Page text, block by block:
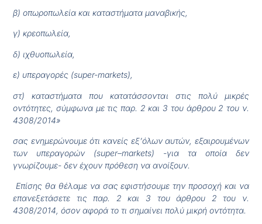
β) οπωροπωλεία και καταστήματα μαναβικής,
γ) κρεοπωλεία,
δ) ιχθυοπωλεία,
ε) υπεραγορές (super-markets),
στ) καταστήματα που κατατάσσονται στις πολύ μικρές
οντότητες, σύμφωνα με τις παρ. 2 και 3 του άρθρου 2 του ν.
4308/2014»
σας ενημερώνουμε ότι κανείς εξ’όλων αυτών, εξαιρουμένων
των υπεραγορών (super–markets) -για τα οποία δεν
γνωρίζουμε- δεν έχουν πρόθεση να ανοίξουν.
Επίσης θα θέλαμε να σας εφιστήσουμε την προσοχή και να
επανεξετάσετε τις παρ. 2 και 3 του άρθρου 2 του ν.
4308/2014, όσον αφορά το τι σημαίνει πολύ μικρή οντότητα.